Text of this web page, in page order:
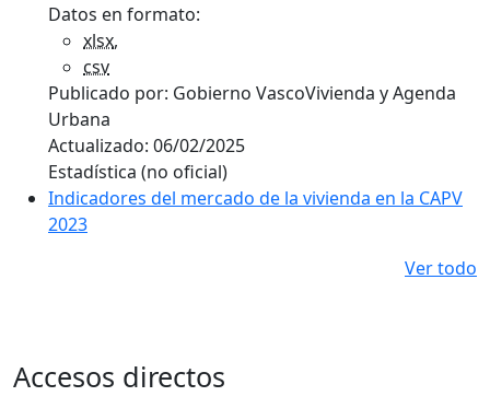
Datos en formato:
xlsx,
csv
Publicado por: Gobierno VascoVivienda y Agenda
Urbana
Actualizado: 06/02/2025
Estadística (no oficial)
Indicadores del mercado de la vivienda en la CAPV
2023
Ver todo
Accesos directos